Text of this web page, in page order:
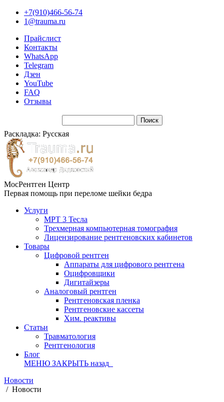
+7(910)466-56-74
1@trauma.ru
Прайслист
Контакты
WhatsApp
Telegram
Дзен
YouTube
FAQ
Отзывы
Раскладка: Русская
МосРентген Центр
Первая помощь при переломе шейки бедра
Услуги
МРТ 3 Тесла
Трехмерная компьютерная томография
Лицензирование рентгеновских кабинетов
Товары
Цифровой рентген
Аппараты для цифрового рентгена
Оцифровщики
Дигитайзеры
Аналоговый рентген
Рентгеновская пленка
Рентгеновские кассеты
Хим. реактивы
Статьи
Травматология
Рентгенология
Блог
МЕНЮ ЗАКРЫТЬ назад
Новости
/ Новости